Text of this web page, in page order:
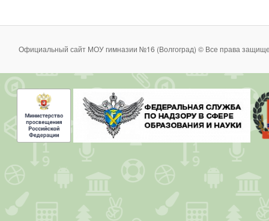
Официальный сайт МОУ гимназии №16 (Волгоград) © Все права